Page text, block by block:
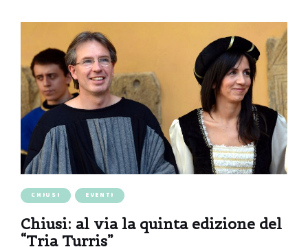
CHIUSI EVENTI
Chiusi: al via la quinta edizione del
“Tria Turris”